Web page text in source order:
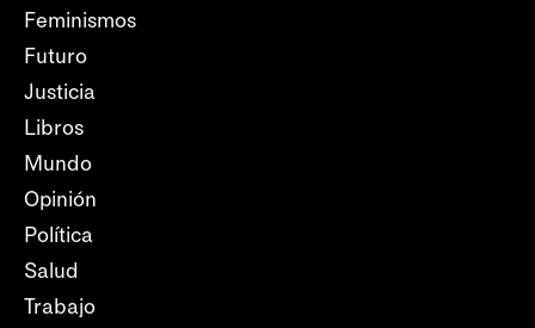
Feminismos
Futuro
Justicia
Libros
Mundo
Opinión
Política
Salud
Trabajo